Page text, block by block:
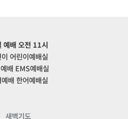
예배 오전 11시
어린이예배실
배 EMS예배실
배 한어예배실
새벽기도